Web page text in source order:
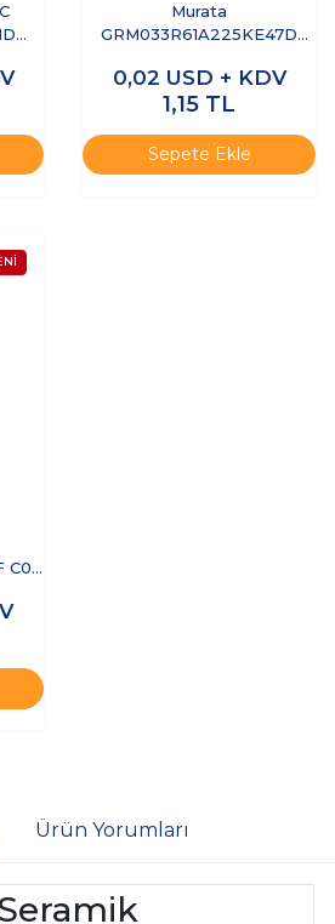
Murata
GRM033R61A225KE47D
Kondansatör (MLCC)
0,02 USD + KDV
1,15 TL
Sepete Ekle
C0G
Ürün Yorumları